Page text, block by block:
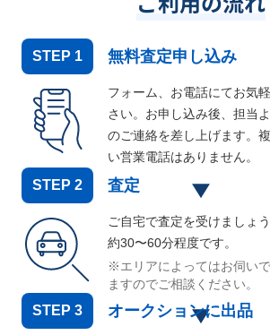
STEP 1 無料査定申し込み
フォーム、お電話にてお気
さい。お申し込み後、担当
のご連絡を差し上げます。
い営業電話はありません。
STEP 2 査定
ご自宅で査定を受けましょ
約30〜60分程度です。
※エリアによってはお伺い
ますのでご相談ください。
STEP 3 オークションに出品